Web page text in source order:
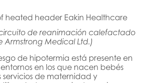
de reanimación calefactado
Armstrong Medical Ltd.)
de hipotermia está presente en
en los que nacen bebés
servicios de maternidad y